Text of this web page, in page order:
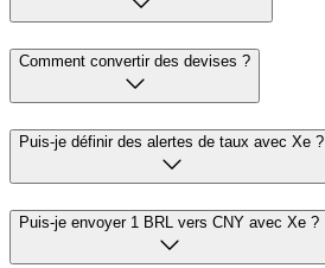
Comment convertir des devises ?
Puis-je définir des alertes de taux avec Xe ?
Puis-je envoyer 1 BRL vers CNY avec Xe ?